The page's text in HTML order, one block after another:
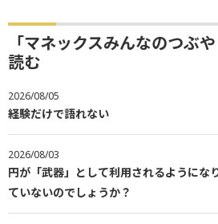
「マネックスみんなのつぶ
読む
2026/08/05
経験だけで語れない
2026/08/03
円が「武器」として利用されるようにな
ていないのでしょうか？